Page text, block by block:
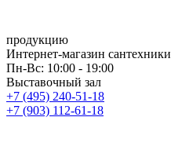
продукцию
Интернет-магазин сантехники
Пн-Вс: 10:00 - 19:00
Выставочный зал
+7 (495) 240-51-18
+7 (903) 112-61-18